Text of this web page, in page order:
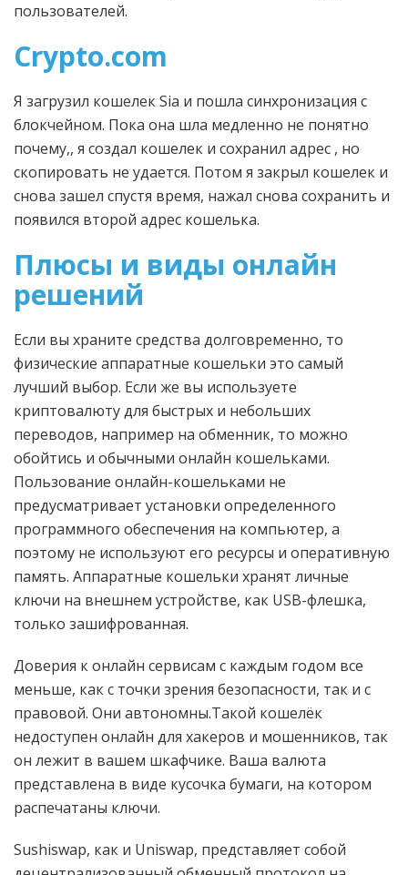
пользователей.
Crypto.com
Я загрузил кошелек Sia и пошла синхронизация с
блокчейном. Пока она шла медленно не понятно
почему,, я создал кошелек и сохранил адрес , но
скопировать не удается. Потом я закрыл кошелек и
снова зашел спустя время, нажал снова сохранить и
появился второй адрес кошелька.
Плюсы и виды онлайн
решений
Если вы храните средства долговременно, то
физические аппаратные кошельки это самый
лучший выбор. Если же вы используете
криптовалюту для быстрых и небольших
переводов, например на обменник, то можно
обойтись и обычными онлайн кошельками.
Пользование онлайн-кошельками не
предусматривает установки определенного
программного обеспечения на компьютер, а
поэтому не используют его ресурсы и оперативную
память. Аппаратные кошельки хранят личные
ключи на внешнем устройстве, как USB-флешка,
только зашифрованная.
Доверия к онлайн сервисам с каждым годом все
меньше, как с точки зрения безопасности, так и с
правовой. Они автономны.Такой кошелёк
недоступен онлайн для хакеров и мошенников, так
он лежит в вашем шкафчике. Ваша валюта
представлена в виде кусочка бумаги, на котором
распечатаны ключи.
Sushiswap, как и Uniswap, представляет собой